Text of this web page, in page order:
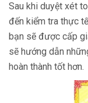
Sau khi duyệt xét
đến kiểm tra thực
bạn sẽ được cấp
sẽ hướng dẫn
hoàn thành tốt hơn.